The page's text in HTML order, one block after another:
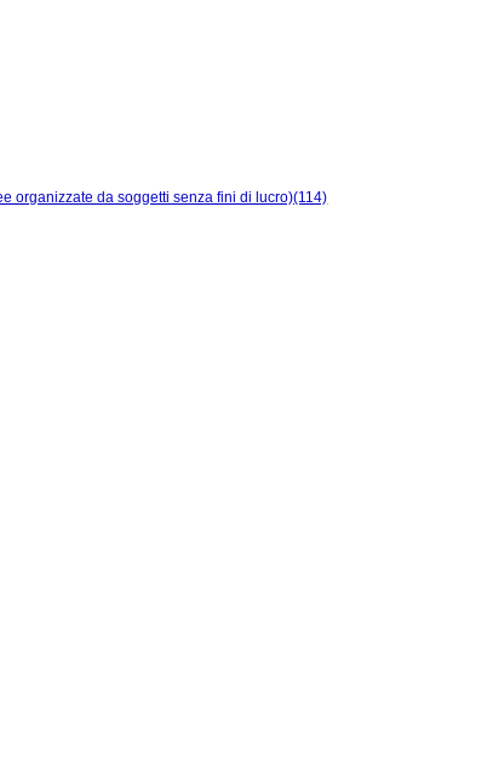
organizzate da soggetti senza fini di lucro)(114)